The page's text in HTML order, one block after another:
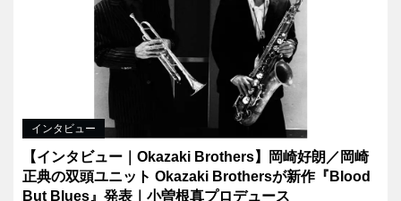
インタビュー
【インタビュー｜Okazaki Brothers】岡崎好朗／岡崎
正典の双頭ユニット Okazaki Brothersが新作『Blood
But Blues』発表｜小曽根真プロデュース